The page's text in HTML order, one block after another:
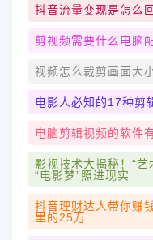
抖音流量变现是怎么
剪视频需要什么电脑
视频怎么裁剪画面大
电影人必知的17种剪
电脑剪辑视频的软件
影视技术大揭秘！“
“电影梦”照进现实
抖音理财达人带你赚
里的25万